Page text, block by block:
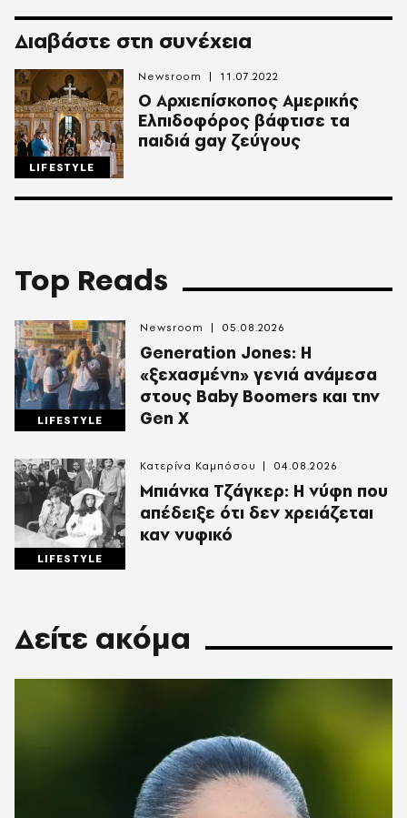
Διαβάστε στη συνέχεια
LIFESTYLE
Ο Αρχιεπίσκοπος Αμερικής
Ελπιδοφόρος βάφτισε τα
παιδιά gay ζεύγους
Newsroom 11.07.2022
Top Reads
LIFESTYLE
Generation Jones: Η
«ξεχασμένη» γενιά ανάμεσα
στους Baby Boomers και την
Gen X
Newsroom 05.08.2026
LIFESTYLE
Mπιάνκα Τζάγκερ: Η νύφη που
απέδειξε ότι δεν χρειάζεται
καν νυφικό
Κατερίνα Καμπόσου 04.08.2026
Δείτε ακόμα